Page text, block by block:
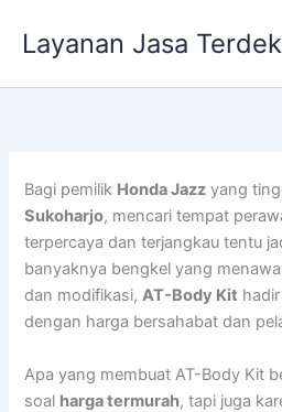
Layanan Jasa
Bagi pemilik Honda Jazz yang
Sukoharjo, mencari tempat
terpercaya dan terjangkau tentu
banyaknya bengkel yang
dan modifikasi,AT-Body Kit
dengan harga bersahabat dan
Apa yang membuat AT-Body Kit
soal harga termurah, tapi juga